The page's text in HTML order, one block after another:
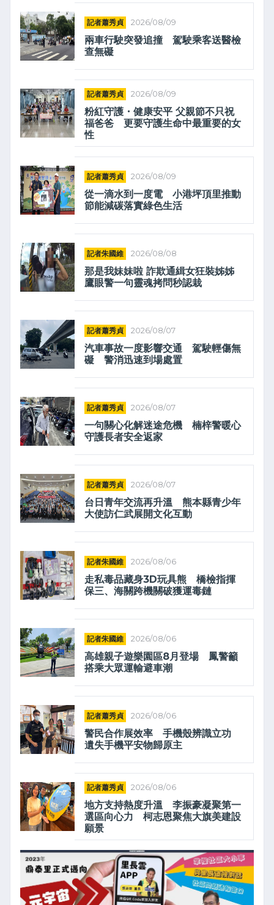
記者蕭秀貞 2026/08/09
兩車行駛突發追撞 駕駛乘客送醫檢
查無礙
記者蕭秀貞 2026/08/09
粉紅守護・健康安平 父親節不只祝
福爸爸 更要守護生命中最重要的女
性
記者蕭秀貞 2026/08/09
從一滴水到一度電 小港坪頂里推動
節能減碳落實綠色生活
記者朱國維 2026/08/08
那是我妹妹啦 詐欺通緝女狂裝姊姊
鷹眼警一句靈魂拷問秒認栽
記者蕭秀貞 2026/08/07
汽車事故一度影響交通 駕駛輕傷無
礙 警消迅速到場處置
記者蕭秀貞 2026/08/07
一句關心化解迷途危機 楠梓警暖心
守護長者安全返家
記者蕭秀貞 2026/08/07
台日青年交流再升溫 熊本縣青少年
大使訪仁武展開文化互動
記者朱國維 2026/08/06
走私毒品藏身3D玩具熊 橋檢指揮
保三、海關跨機關破獲運毒鏈
記者朱國維 2026/08/06
高雄親子遊樂園區8月登場 鳳警籲
搭乘大眾運輸避車潮
記者蕭秀貞 2026/08/06
警民合作展效率 手機殼辨識立功
遺失手機平安物歸原主
記者蕭秀貞 2026/08/06
地方支持熱度升溫 李振豪凝聚第一
選區向心力 柯志恩聚焦大旗美建設
願景